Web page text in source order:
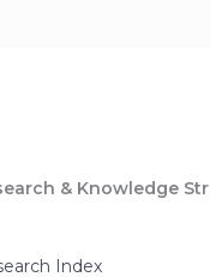
& Knowledge
Index